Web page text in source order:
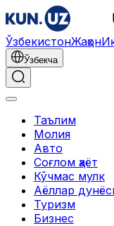
ЎзбекистонЖаҳон
Ўзбекча
Таълим
Молия
Авто
Соғлом ҳаёт
Кўчмас мулк
Аёллар
Туризм
Бизнес